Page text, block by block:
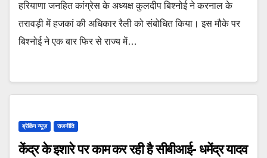
हरियाणा जनहित कांग्रेस के अध्यक्ष कुलदीप बिश्नोई ने करनाल के
तरावड़ी में हजकां की अधिकार रैली को संबोधित किया। इस मौके पर
बिश्नोई ने एक बार फिर से राज्य में…
ब्रेकिंग न्यूज़ राजनीति
केंद्र के इशारे पर काम कर रही है सीबीआई- धमेंद्र यादव